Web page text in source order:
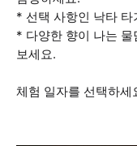
* 선택 사항인 낙타
* 다양한 향이 나는
보세요.
체험 일자를 선택하세